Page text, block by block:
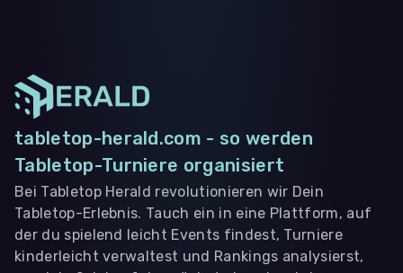
tabletop-herald.com - so werden
Tabletop-Turniere organisiert
Bei Tabletop Herald revolutionieren wir Dein
Tabletop-Erlebnis. Tauch ein in eine Plattform, auf
der du spielend leicht Events findest, Turniere
kinderleicht verwaltest und Rankings analysierst,